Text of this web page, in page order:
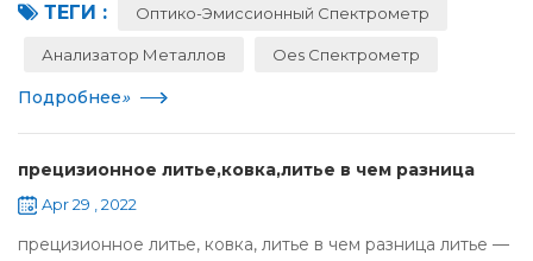
приборов, им часто не хватает необходимых знаний по
ТЕГИ : Оптико-Эмиссионный Спектрометр
Анализатор Металлов Oes Спектрометр
Подробнее»
прецизионное литье,ковка,литье в чем разница
Apr 29 , 2022
прецизионное литье, ковка, литье в чем разница литье —